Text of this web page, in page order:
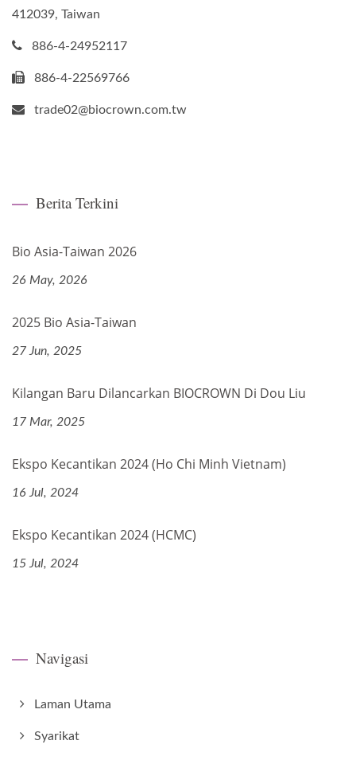
412039, Taiwan
886-4-24952117
886-4-22569766
trade02@biocrown.com.tw
Berita Terkini
Bio Asia-Taiwan 2026
26 May, 2026
2025 Bio Asia-Taiwan
27 Jun, 2025
Kilangan Baru Dilancarkan BIOCROWN Di Dou Liu
17 Mar, 2025
Ekspo Kecantikan 2024 (Ho Chi Minh Vietnam)
16 Jul, 2024
Ekspo Kecantikan 2024 (HCMC)
15 Jul, 2024
Navigasi
Laman Utama
Syarikat